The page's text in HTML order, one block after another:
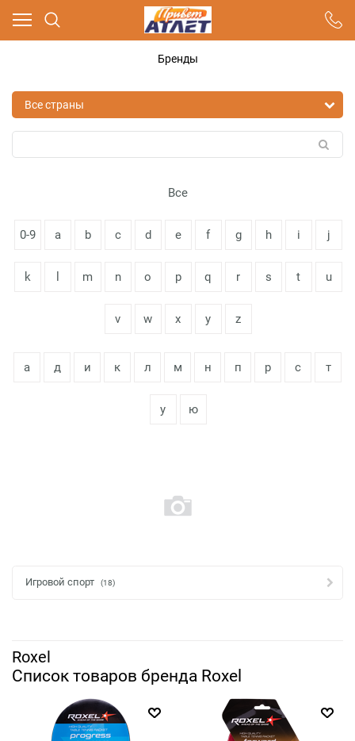
Бренды
Все
0-9 a b c d e f g h i j
k m n o p q r s t u
v w x y z
а д и к л м н п р с т
у ю
Игровой спорт (18)
Roxel
Список товаров бренда Roxel
Ваш город - Москва,
угадали?